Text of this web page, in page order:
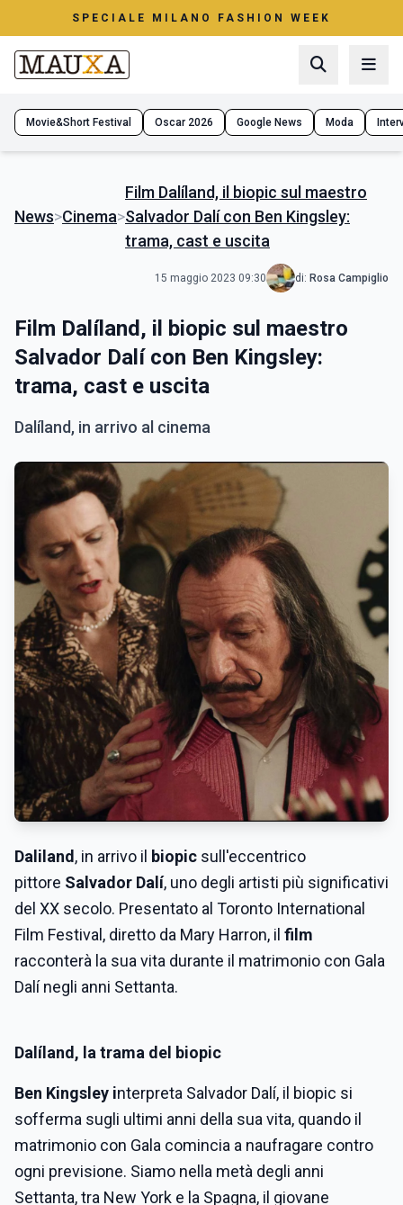
SPECIALE MILANO FASHION WEEK
Movie&Short Festival Oscar 2026 Google News Moda
News>Cinema>
Film Dalíland, il biopic sul maestro
Salvador Dalí con Ben Kingsley:
trama, cast e uscita
15 maggio 2023 09:30 di: Rosa Campiglio
Film Dalíland, il biopic sul maestro
Salvador Dalí con Ben Kingsley:
trama, cast e uscita
Dalíland, in arrivo al cinema
Daliland , in arrivo il biopic sull'eccentrico
pittore Salvador Dalí, uno degli artisti più significativi
del XX secolo. Presentato al Toronto International
Film Festival, diretto da Mary Harron, il film
racconterà la sua vita durante il matrimonio con Gala
Dalí negli anni Settanta.
Dalíland, la trama del biopic
Ben Kingsley interpreta Salvador Dalí, il biopic si
sofferma sugli ultimi anni della sua vita, quando il
matrimonio con Gala comincia a naufragare contro
ogni previsione. Siamo nella metà degli anni
Settanta, tra New York e la Spagna, il giovane